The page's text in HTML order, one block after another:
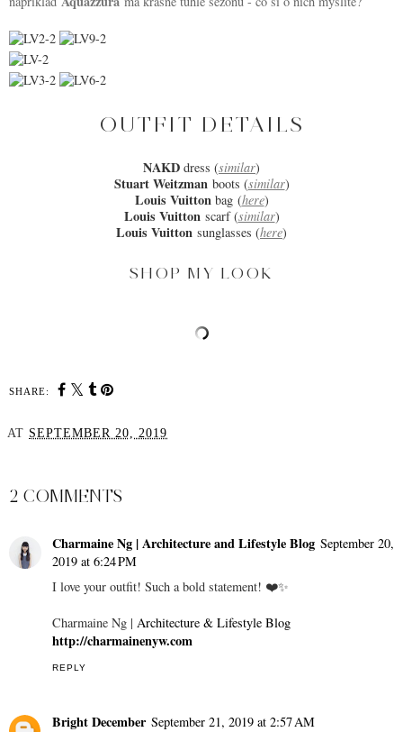
OUTFIT DETAILS
NAKD dress (similar)
Stuart Weitzmanboots (similar)
Louis Vuitton bag (here)
Louis Vuittonscarf (similar)
Louis Vuitton sunglasses (here)
SHOP MY LOOK
SHARE:
AT SEPTEMBER 20, 2019
2 COMMENTS
Charmaine Ng | Architecture and Lifestyle Blog September 20,
2019 at 6:24 PM
I love your outfit! Such a bold statement! ❤️✨
Charmaine Ng | Architecture & Lifestyle Blog
http://charmainenyw.com
REPLY
Bright December September 21, 2019 at 2:57 AM